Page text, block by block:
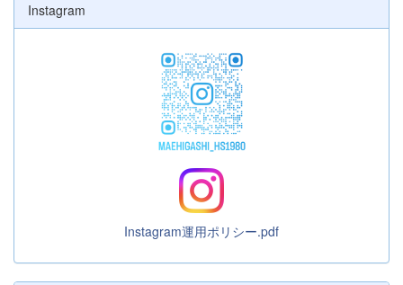
Instagram
Instagram運用ポリシー.pdf